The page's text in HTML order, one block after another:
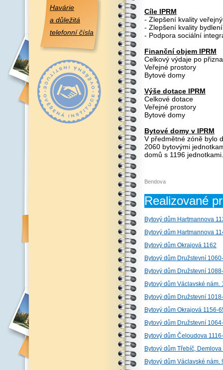
Havárie
a důležitá
telefonní čísla
Cíle IPRM
- Zlepšení kvality
- Zlepšení kvality
- Podpora sociální
Finanční objem IPRM
Celkový výdaje po
Veřejné
Bytové
Výše dotace IPRM
Celkové
Veřejné
Bytové
Bytové domy v IPRM
V předmětné zóně bylo
2060 bytovými
domů s 1196 jednotkami.
Bendova
Realizované
Bytový dům Hartmannova
Bytový dům Hartmannova
Bytový dům Okrajová 1162
Bytový dům Družstevní
Bytový dům Družstevní
Bytový dům Václavské nám.
Bytový dům Družstevní
Bytový dům Okrajová 1156-
Bytový dům Družstevní
Bytový dům Čeloudova
Bytový dům Třebíč,
Bytový dům Václavské nám.